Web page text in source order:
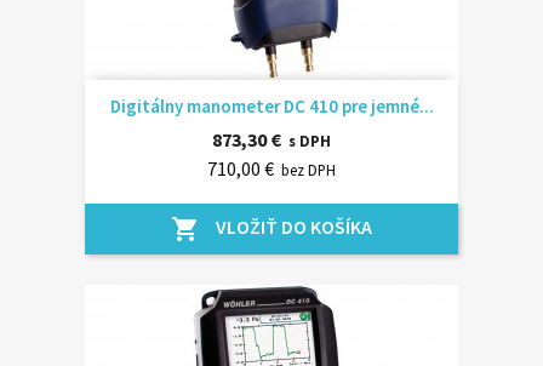
Digitálny manometer DC 410 pre jemné...
873,30 € s DPH
710,00 € bez DPH
shopping_cart VLOŽIŤ DO KOŠÍKA